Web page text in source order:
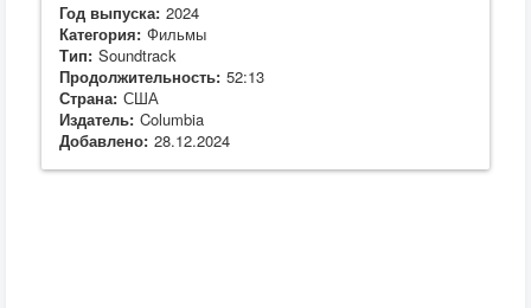
Год выпуска: 2024
Категория: Фильмы
Тип: Soundtrack
Продолжительность: 52:13
Страна: США
Издатель: Columbia
Добавлено: 28.12.2024